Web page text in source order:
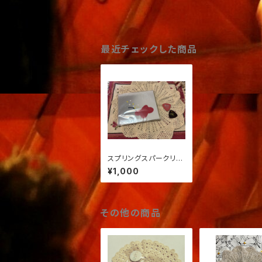
最近チェックした商品
スプリングスパークリン
グスクランブル渋谷＋ピ
ックセット
¥1,000
その他の商品